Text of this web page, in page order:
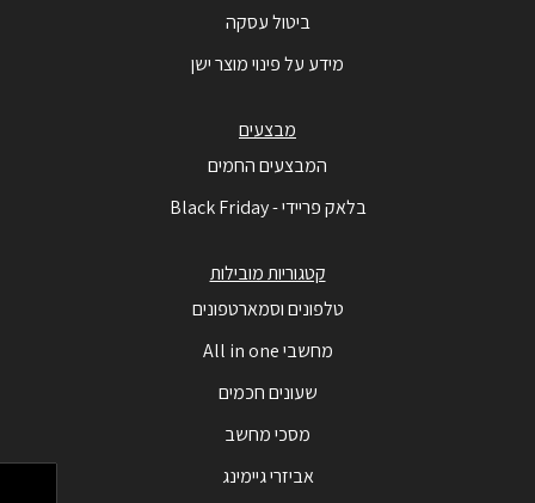
ביטול עסקה
מידע על פינוי מוצר ישן
מבצעים
המבצעים החמים
בלאק פריידי - Black Friday
קטגוריות מובילות
טלפונים וסמארטפונים
מחשבי All in one
שעונים חכמים
מסכי מחשב
אביזרי גיימינג